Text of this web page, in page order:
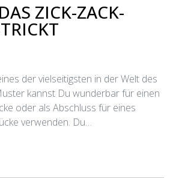
ZICK-ZACK-
der vielseitigsten in der Welt des
kannst Du wunderbar für einen
oder als Abschluss für eines
verwenden. Du…